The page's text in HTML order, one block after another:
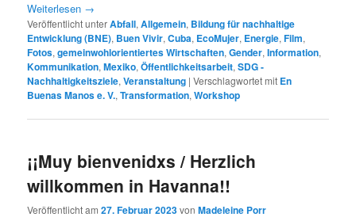
Weiterlesen →
Veröffentlicht unterAbfall,Allgemein, Bildung für nachhaltige
Entwicklung (BNE), Buen Vivir,Cuba, EcoMujer, Energie,Film,
Fotos,gemeinwohlorientiertes Wirtschaften,Gender,Information,
Kommunikation,Mexiko,Öffentlichkeitsarbeit,SDG -
Nachhaltigkeitsziele,Veranstaltung |Verschlagwortet mit En
Buenas Manos e. V.,Transformation,Workshop
¡¡Muy bienvenidxs / Herzlich
willkommen in Havanna!!
Veröffentlicht am27. Februar 2023vonMadeleine Porr